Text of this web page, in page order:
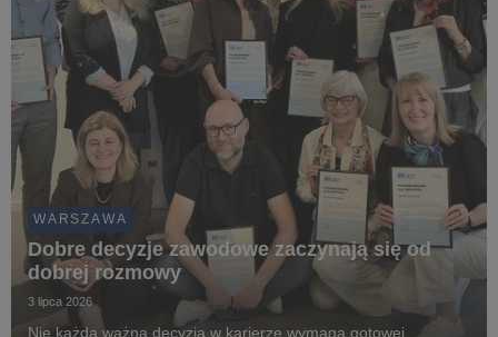
WARSZAWA
Dobre decyzje zawodowe zaczynają się od
dobrej rozmowy
3 lipca 2026
Nie każda ważna decyzja w karierze wymaga gotowej